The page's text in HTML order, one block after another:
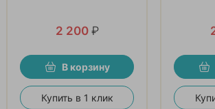
2 200 ₽
В корзину
Купить в 1 клик